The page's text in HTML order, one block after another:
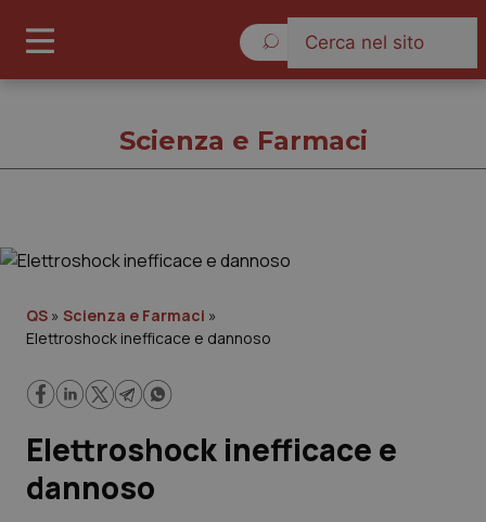
Cronache
Lavoro e Professioni
Scienza e Farmaci
QS » Scienza e Farmaci »
Elettroshock inefficace e dannoso
Elettroshock inefficace e
dannoso